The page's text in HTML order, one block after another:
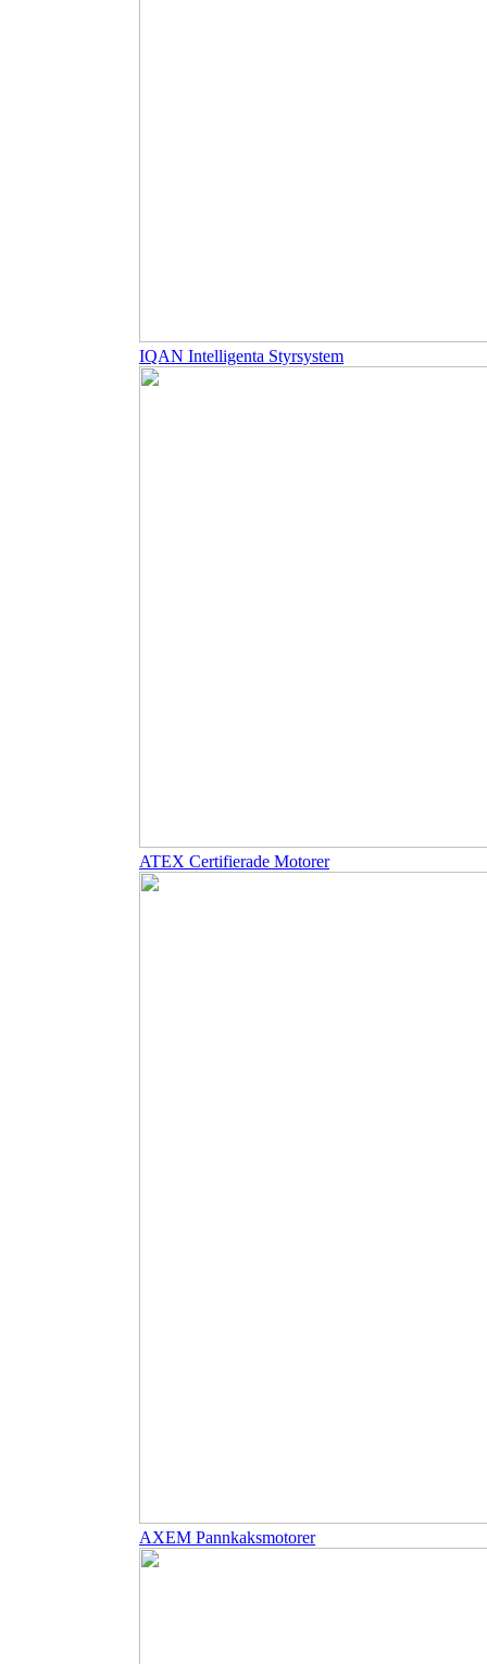
IQAN Intelligenta Styrsystem
ATEX Certifierade Motorer
AXEM Pannkaksmotorer